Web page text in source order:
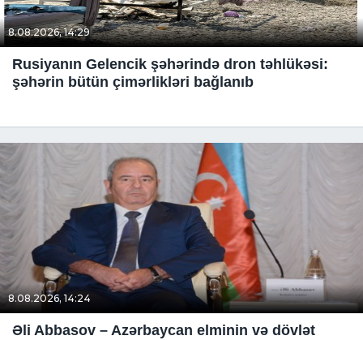
8.08.2026, 14:29
Rusiyanın Gelencik şəhərində dron təhlükəsi:
şəhərin bütün çimərlikləri bağlanıb
8.08.2026, 14:24
Əli Abbasov – Azərbaycan elminin və dövlət